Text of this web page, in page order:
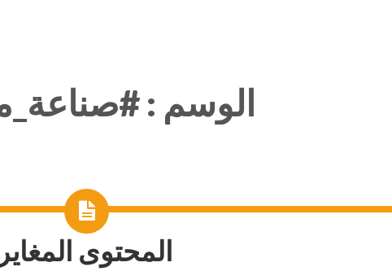
الوسم :
المحتوى المغاير